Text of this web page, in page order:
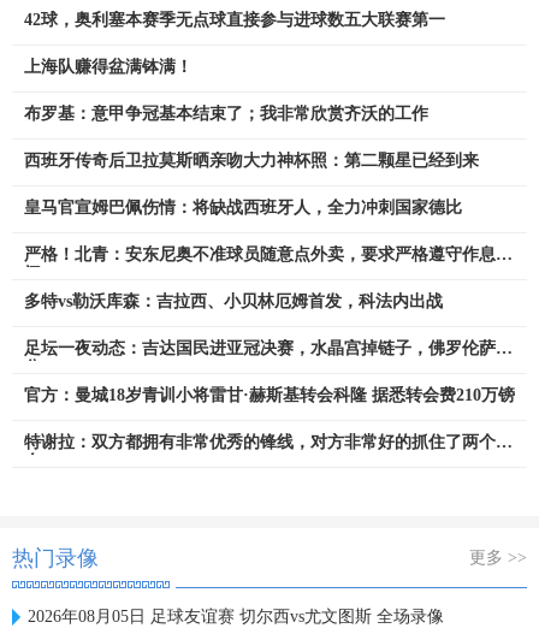
42球，奥利塞本赛季无点球直接参与进球数五大联赛第一
上海队赚得盆满钵满！
布罗基：意甲争冠基本结束了；我非常欣赏齐沃的工作
西班牙传奇后卫拉莫斯晒亲吻大力神杯照：第二颗星已经到来
皇马官宣姆巴佩伤情：将缺战西班牙人，全力冲刺国家德比
严格！北青：安东尼奥不准球员随意点外卖，要求严格遵守作息时
多特vs勒沃库森：吉拉西、小贝林厄姆首发，科法内出战
足坛一夜动态：吉达国民进亚冠决赛，水晶宫掉链子，佛罗伦萨丢
官方：曼城18岁青训小将雷甘·赫斯基转会科隆 据悉转会费210万镑
特谢拉：双方都拥有非常优秀的锋线，对方非常好的抓住了两个机
热门录像 更多 >>
2026年08月05日 足球友谊赛 切尔西vs尤文图斯 全场录像